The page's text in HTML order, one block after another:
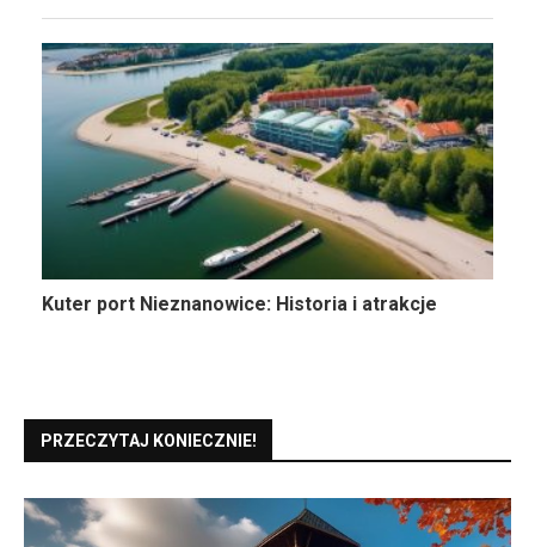
Kuter port Nieznanowice: Historia i atrakcje
PRZECZYTAJ KONIECZNIE!